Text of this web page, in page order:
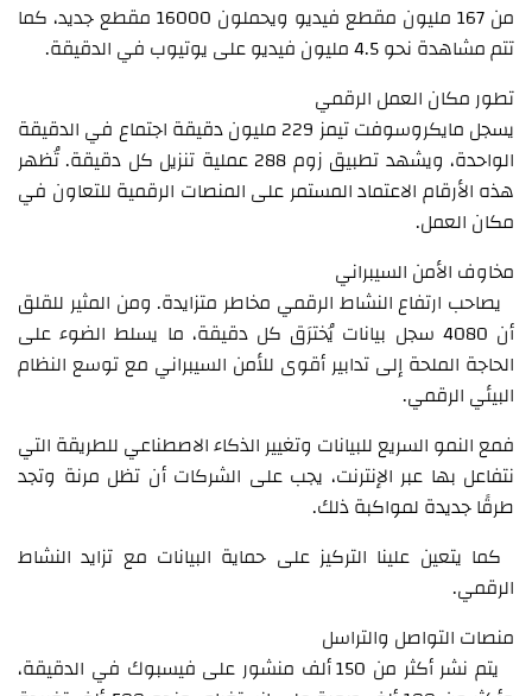
من 167 مليون مقطع فيديو ويحملون 16000 مقطع جديد، كما
تتم مشاهدة نحو 4.5 مليون فيديو على يوتيوب في الدقيقة.
تطور مكان العمل الرقمي
يسجل مايكروسوفت تيمز 229 مليون دقيقة اجتماع في الدقيقة
الواحدة، ويشهد تطبيق زوم 288 عملية تنزيل كل دقيقة. تُظهر
هذه الأرقام الاعتماد المستمر على المنصات الرقمية للتعاون في
مكان العمل.
مخاوف الأمن السيبراني
يصاحب ارتفاع النشاط الرقمي مخاطر متزايدة. ومن المثير للقلق
أن 4080 سجل بيانات يُخترَق كل دقيقة، ما يسلط الضوء على
الحاجة الملحة إلى تدابير أقوى للأمن السيبراني مع توسع النظام
البيئي الرقمي.
فمع النمو السريع للبيانات وتغيير الذكاء الاصطناعي للطريقة التي
نتفاعل بها عبر الإنترنت، يجب على الشركات أن تظل مرنة وتجد
طرقًا جديدة لمواكبة ذلك.
كما يتعين علينا التركيز على حماية البيانات مع تزايد النشاط
الرقمي.
منصات التواصل والتراسل
يتم نشر أكثر من 150 ألف منشور على فيسبوك في الدقيقة،